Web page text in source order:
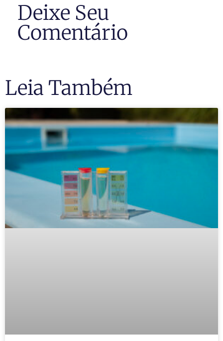
Deixe Seu
Comentário
Leia Também